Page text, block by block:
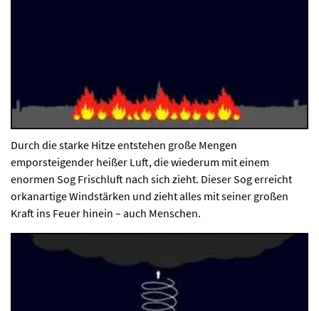
Durch die starke Hitze entstehen große Mengen
emporsteigender heißer Luft, die wiederum mit einem
enormen Sog Frischluft nach sich zieht. Dieser Sog erreicht
orkanartige Windstärken und zieht alles mit seiner großen
Kraft ins Feuer hinein – auch Menschen.